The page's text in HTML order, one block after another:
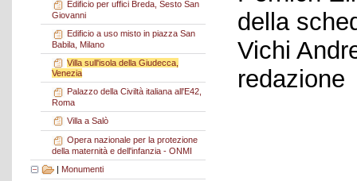
Edificio per uffici Breda, Sesto San
Giovanni
Edificio a uso misto in piazza San
Babila, Milano
Villa sull'isola della Giudecca,
Venezia
Palazzo della Civiltà italiana all'E42,
Roma
Villa a Salò
Opera nazionale per la protezione
della maternità e dell'infanzia - ONMI
| Monumenti
della
Vichi
redazione